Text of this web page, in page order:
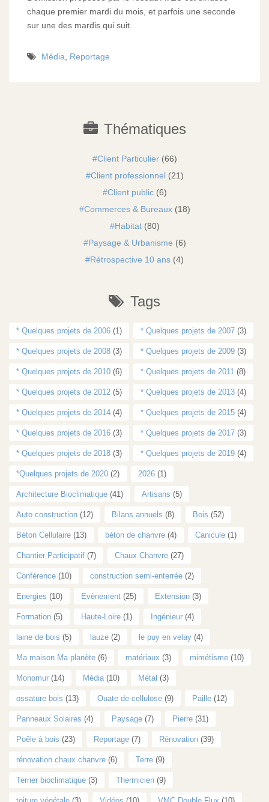
chaque premier mardi du mois, et parfois une seconde
sur une des mardis qui suit.
Média Reportage
Thématiques
Client Particulier(66)
Client professionnel(21)
Client public(6)
Commerces & Bureaux(18)
Habitat(80)
Paysage & Urbanisme (6)
Rétrospective 10 ans (4)
Tags
* Quelques projets de 2006 (1) * Quelques projets de 2007 (3)
* Quelques projets de 2008 (3) * Quelques projets de 2009 (3)
* Quelques projets de 2010 (6) * Quelques projets de 2011 (8)
* Quelques projets de 2012 (5) * Quelques projets de 2013 (4)
* Quelques projets de 2014 (4) * Quelques projets de 2015 (4)
* Quelques projets de 2016 (3) * Quelques projets de 2017 (3)
* Quelques projets de 2018 (3) * Quelques projets de 2019 (4)
*Quelques projets de 2020 (2) 2026 (1)
Architecture Bioclimatique (41) Artisans (5)
Auto construction (12) Bilans annuels (8) Bois (52)
Béton Cellulaire (13) béton de chanvre (4) Canicule (1)
Chantier Participatif (7) Chaux Chanvre (27)
Conférence (10) construction semi-enterrée (2)
Energies (10) Evènement (25) Extension (3)
Formation (5) Haute-Loire (1) Ingénieur (4)
laine de bois (5) lauze (2) le puy en velay (4)
Ma maison Ma planète (6) matériaux (3) mimétisme (10)
Monomur (14) Média(10) Métal (3)
ossature bois (13) Ouate de cellulose (9) Paille (12)
Panneaux Solaires (4) Paysage (7) Pierre (31)
Poêle à bois (23) Reportage (7) Rénovation (39)
rénovation chaux chanvre (6) Terre (9)
Terrier bioclimatique (3) Thermicien (9)